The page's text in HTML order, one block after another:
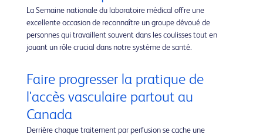
La Semaine nationale du laboratoire médical offre une
excellente occasion de reconnaître un groupe dévoué de
personnes qui travaillent souvent dans les coulisses tout en
jouant un rôle crucial dans notre système de santé.
Faire progresser la pratique de
l'accès vasculaire partout au
Canada
Derrière chaque traitement par perfusion se cache une